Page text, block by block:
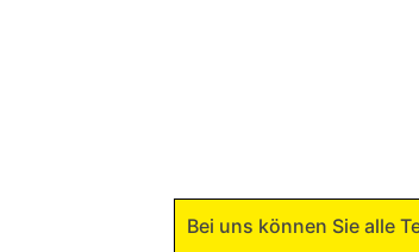
Bei uns können Sie alle